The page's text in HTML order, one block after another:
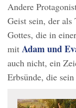
Andere
Geist sein, der
Gottes, die in
mit Adam und
auch nicht, ein
Erbsünde, die